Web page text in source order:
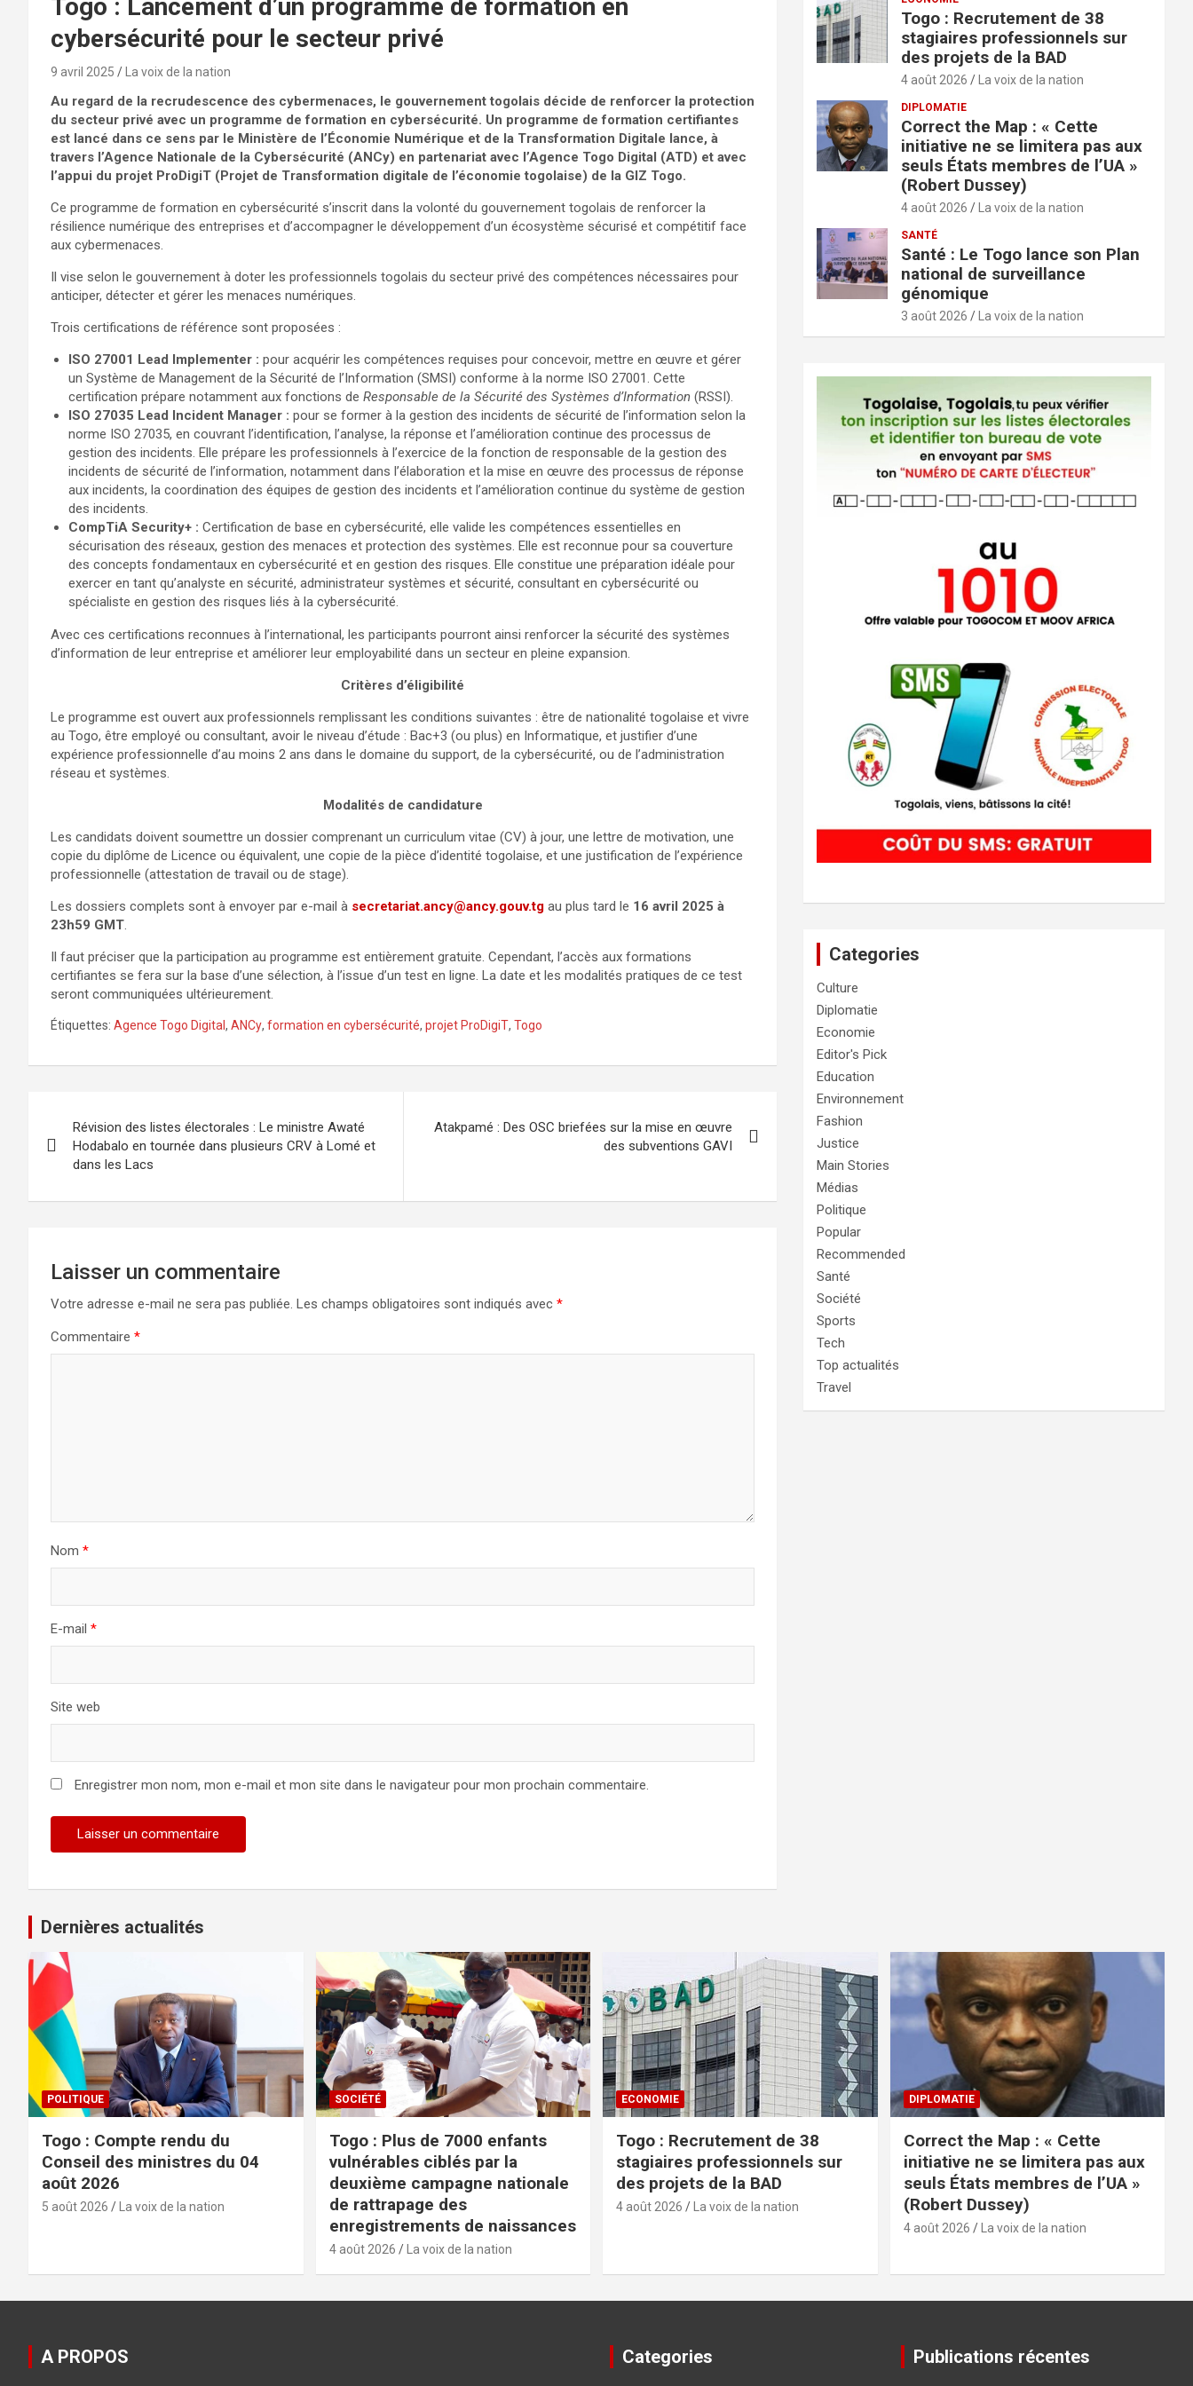
Togo : Lancement d’un programme de formation en
cybersécurité pour le secteur privé
9 avril 2025 La voix de la nation
Au regard de la recrudescence des cybermenaces, le gouvernement togolais décide de renforcer la protection
du secteur privé avec un programme de formation en cybersécurité. Un programme de formation certifiantes
est lancé dans ce sens par le Ministère de l’Économie Numérique et de la Transformation Digitale lance, à
travers l’Agence Nationale de la Cybersécurité (ANCy) en partenariat avec l’Agence Togo Digital (ATD) et avec
l’appui du projet ProDigiT (Projet de Transformation digitale de l’économie togolaise) de la GIZ Togo.
Ce programme de formation en cybersécurité s’inscrit dans la volonté du gouvernement togolais de renforcer la
résilience numérique des entreprises et d’accompagner le développement d’un écosystème sécurisé et compétitif face
aux cybermenaces.
Il vise selon le gouvernement à doter les professionnels togolais du secteur privé des compétences nécessaires pour
anticiper, détecter et gérer les menaces numériques.
Trois certifications de référence sont proposées :
ISO 27001 Lead Implementer : pour acquérir les compétences requises pour concevoir, mettre en œuvre et gérer
un Système de Management de la Sécurité de l’Information (SMSI) conforme à la norme ISO 27001. Cette
certification prépare notamment aux fonctions de Responsable de la Sécurité des Systèmes d’Information (RSSI).
ISO 27035 Lead Incident Manager : pour se former à la gestion des incidents de sécurité de l’information selon la
norme ISO 27035, en couvrant l’identification, l’analyse, la réponse et l’amélioration continue des processus de
gestion des incidents. Elle prépare les professionnels à l’exercice de la fonction de responsable de la gestion des
incidents de sécurité de l’information, notamment dans l’élaboration et la mise en œuvre des processus de réponse
aux incidents, la coordination des équipes de gestion des incidents et l’amélioration continue du système de gestion
des incidents.
CompTiA Security+ : Certification de base en cybersécurité, elle valide les compétences essentielles en
sécurisation des réseaux, gestion des menaces et protection des systèmes. Elle est reconnue pour sa couverture
des concepts fondamentaux en cybersécurité et en gestion des risques. Elle constitue une préparation idéale pour
exercer en tant qu’analyste en sécurité, administrateur systèmes et sécurité, consultant en cybersécurité ou
spécialiste en gestion des risques liés à la cybersécurité.
Avec ces certifications reconnues à l’international, les participants pourront ainsi renforcer la sécurité des systèmes
d’information de leur entreprise et améliorer leur employabilité dans un secteur en pleine expansion.
Critères d’éligibilité
Le programme est ouvert aux professionnels remplissant les conditions suivantes : être de nationalité togolaise et vivre
au Togo, être employé ou consultant, avoir le niveau d’étude : Bac+3 (ou plus) en Informatique, et justifier d’une
expérience professionnelle d’au moins 2 ans dans le domaine du support, de la cybersécurité, ou de l’administration
réseau et systèmes.
Modalités de candidature
Les candidats doivent soumettre un dossier comprenant un curriculum vitae (CV) à jour, une lettre de motivation, une
copie du diplôme de Licence ou équivalent, une copie de la pièce d’identité togolaise, et une justification de l’expérience
professionnelle (attestation de travail ou de stage).
Les dossiers complets sont à envoyer par e-mail à secretariat.ancy@ancy.gouv.tg au plus tard le 16 avril 2025 à
23h59 GMT.
Il faut préciser que la participation au programme est entièrement gratuite. Cependant, l’accès aux formations
certifiantes se fera sur la base d’une sélection, à l’issue d’un test en ligne. La date et les modalités pratiques de ce test
seront communiquées ultérieurement.
Étiquettes: Agence Togo Digital , ANCy, formation en cybersécurité, projet ProDigiT, Togo
de
Révision des listes électorales : Le ministre Awaté
Hodabalo en tournée dans plusieurs CRV à Lomé et
dans les Lacs
Atakpamé : Des OSC briefées sur la mise en œuvre
des subventions GAVI
Laisser un commentaire
Votre adresse e-mail ne sera pas publiée. Les champs obligatoires sont indiqués avec *
Commentaire *
Nom *
E-mail *
Site web
Enregistrer mon nom, mon e-mail et mon site dans le navigateur pour mon prochain commentaire.
Togo : Recrutement de 38
stagiaires professionnels sur
des projets de la BAD
4 août 2026 La voix de la nation
DIPLOMATIE
Correct the Map : « Cette
initiative ne se limitera pas aux
seuls États membres de l’UA »
(Robert Dussey)
4 août 2026 La voix de la nation
SANTÉ
Santé : Le Togo lance son Plan
national de surveillance
génomique
3 août 2026 La voix de la nation
Categories
Culture
Diplomatie
Economie
Editor's Pick
Education
Environnement
Fashion
Justice
Main Stories
Médias
Politique
Popular
Recommended
Santé
Société
Sports
Tech
Top actualités
Travel
Dernières actualités
POLITIQUE
Togo : Compte rendu du
Conseil des ministres du 04
août 2026
5 août 2026 La voix de la nation
SOCIÉTÉ
Togo : Plus de 7000 enfants
vulnérables ciblés par la
deuxième campagne nationale
de rattrapage des
enregistrements de naissances
4 août 2026 La voix de la nation
ECONOMIE
Togo : Recrutement de 38
stagiaires professionnels sur
des projets de la BAD
4 août 2026 La voix de la nation
DIPLOMATIE
Correct the Map : « Cette
initiative ne se limitera pas aux
seuls États membres de l’UA »
(Robert Dussey)
4 août 2026 La voix de la nation
A PROPOS Categories Publications récentes